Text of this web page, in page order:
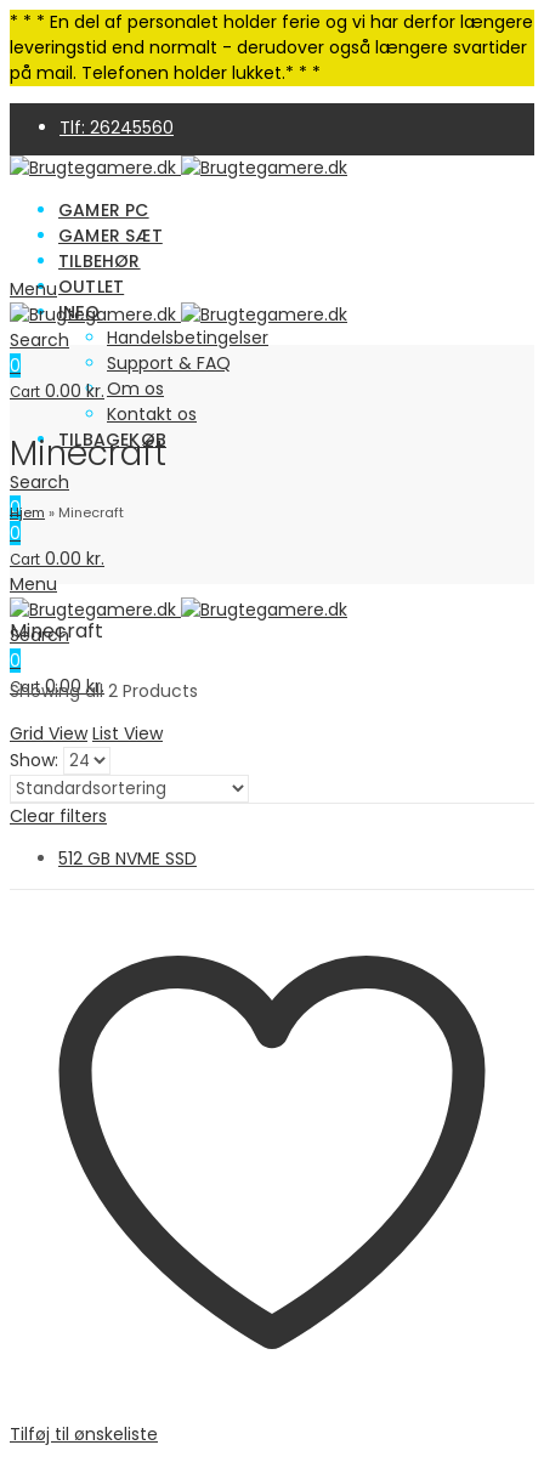
* * * En del af personalet holder ferie og vi har derfor længere
leveringstid end normalt - derudover også længere svartider
på mail. Telefonen holder lukket.* * *
Tlf: 26245560
4,9 Trustpilot | 250+ anmeldelser
GAMER PC
GAMER SÆT
TILBEHØR
OUTLET
INFO
Handelsbetingelser
Support & FAQ
Om os
Kontakt os
TILBAGEKØB
Search
0
0
Cart 0.00 kr.
Menu
Search
0
Cart 0.00kr.
Menu
Search
0
Cart 0.00kr.
Minecraft
Hjem » Minecraft
Minecraft
Showing all 2 Products
Grid View List View
Show:
Clear filters
512 GB NVME SSD
Tilføj til ønskeliste